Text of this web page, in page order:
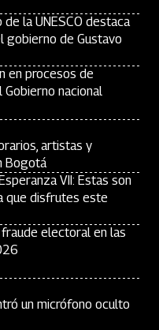
la UNESCO destaca
gobierno de Gustavo
en procesos de
nacional
artistas y
Bogotá
VII: Estas son
que disfrutes este
electoral en las
un micrófono oculto